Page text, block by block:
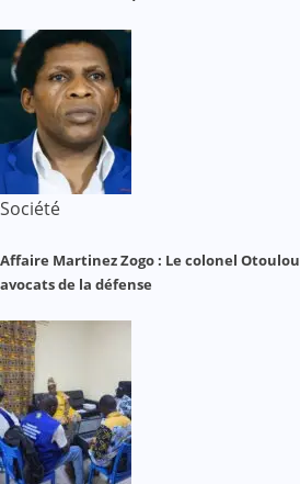
Société
Affaire Martinez Zogo : Le colonel
avocats de la défense